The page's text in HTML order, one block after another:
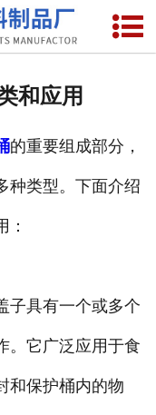
网站首页
和应用
的重要组成部分，
种类型。下面介绍
：
子具有一个或多个
。它广泛应用于食
和保护桶内的物